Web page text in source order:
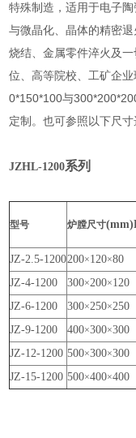
特殊制造，适用于电子
与微晶化、晶体的精密
烧结、金属零件淬火及
位、高等院校、工矿企
0*150*100与
定制。也可参照以下尺寸
JZHL-1200系列
型号 炉膛尺寸
JZ-2.5-1200200×120×80
JZ-4-1200
300×200×120
JZ-6-1200
300×250×250
JZ-9-1200
400×300×300
JZ-12-1200 500×300×300
JZ-15-1200 500×400×400